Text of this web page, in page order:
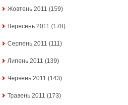
Жовтень 2011 (159)
Вересень 2011 (178)
Серпень 2011 (111)
Липень 2011 (139)
Червень 2011 (143)
Травень 2011 (173)